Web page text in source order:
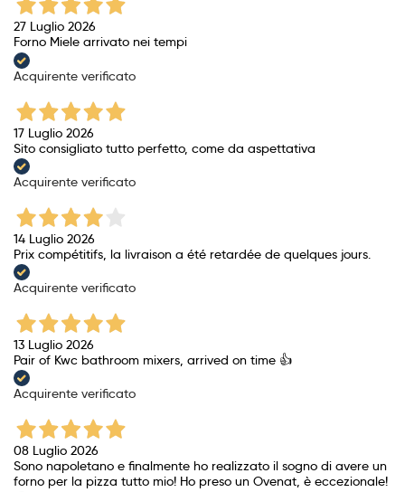
27 Luglio 2026
Forno Miele arrivato nei tempi
Acquirente verificato
17 Luglio 2026
Sito consigliato tutto perfetto, come da aspettativa
Acquirente verificato
14 Luglio 2026
Prix ​​compétitifs, la livraison a été retardée de quelques jours.
Acquirente verificato
13 Luglio 2026
Pair of Kwc bathroom mixers, arrived on time 👍
Acquirente verificato
08 Luglio 2026
Sono napoletano e finalmente ho realizzato il sogno di avere un
forno per la pizza tutto mio! Ho preso un Ovenat, è eccezionale!